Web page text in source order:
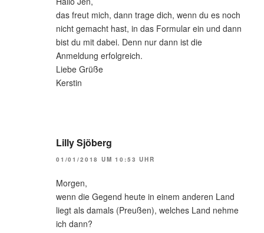
das freut mich, dann trage dich, wenn du es noch
nicht gemacht hast, in das Formular ein und dann
bist du mit dabei. Denn nur dann ist die
Anmeldung erfolgreich.
Liebe Grüße
Kerstin
Lilly Sjöberg
01/01/2018 UM 10:53 UHR
Morgen,
wenn die Gegend heute in einem anderen Land
liegt als damals (Preußen), welches Land nehme
ich dann?